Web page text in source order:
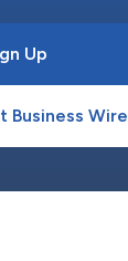
Up
Business Wire